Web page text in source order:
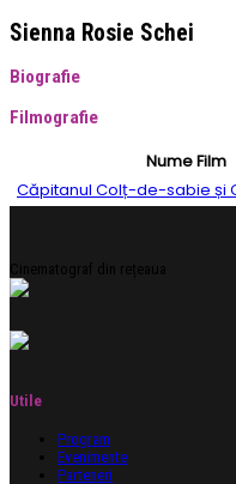
Sienna Rosie Schei
Biografie
Filmografie
Nume Film
Căpitanul Colț-de-sabie și
Cinematograf din rețeaua
Utile
Program
Evenimente
Parteneri